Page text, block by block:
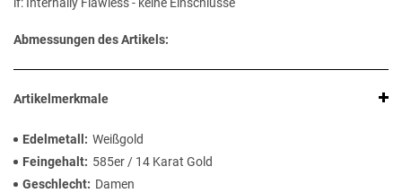
if: Internally Flawless - keine Einschlüsse
Abmessungen des Artikels:
Artikelmerkmale
Edelmetall
Weißgold
Feingehalt
585er / 14 Karat Gold
Geschlecht
Damen